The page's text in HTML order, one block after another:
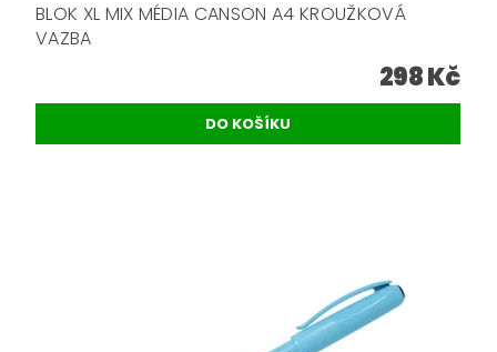
BLOK XL MIX MÉDIA CANSON A4 KROUŽKOVÁ
VAZBA
298 Kč